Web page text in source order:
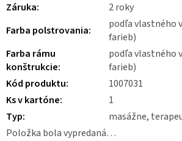
5,0
hviezdičiek.
Záruka:
2 roky
Farba polstrovania:
podľa vlastného
farieb)
Farba rámu
konštrukcie:
podľa vlastného
farieb)
Kód produktu:
1007031
Ks v kartóne:
1
Typ:
masážne,
Položka bola vypredaná…